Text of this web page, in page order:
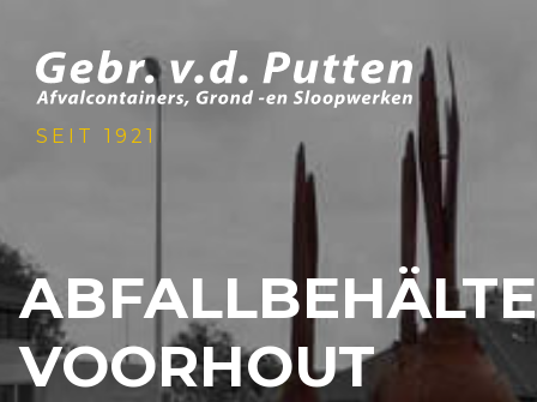
SEIT 1921
VOORHOUT